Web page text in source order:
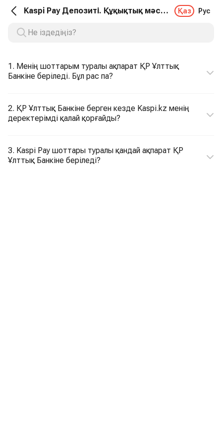
Kaspi Pay Депозиті. Құқықтық мәселелер Қаз Рус
1. Менің шоттарым туралы ақпарат ҚР Ұлттық
Банкіне беріледі. Бұл рас па?
2. ҚР Ұлттық Банкіне берген кезде Kaspi.kz менің
деректерімді қалай қорғайды?
3. Kaspi Pay шоттары туралы қандай ақпарат ҚР
Ұлттық Банкіне беріледі?